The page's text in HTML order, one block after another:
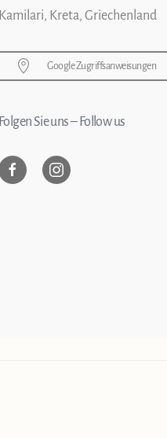
Kamilari, Kreta, Griechenland
Google Zugriffsanweisungen
Folgen Sie uns – Follow us